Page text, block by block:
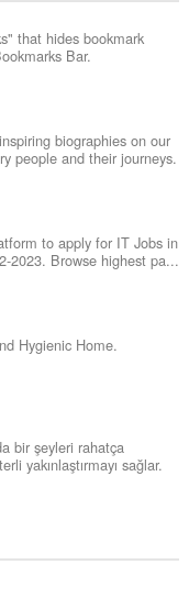
that hides bookmark
Bar.
biographies on our
people and their journeys.
to apply for IT Jobs in
2023. Browse highest pa...
Hygienic Home.
bir şeyleri rahatça
yakınlaştırmayı sağlar.